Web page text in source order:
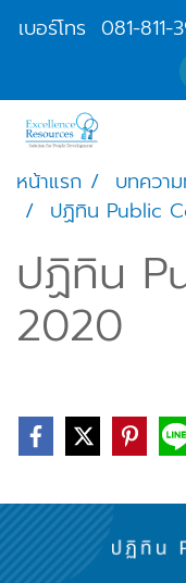
เบอร์โทร 081-811-
หน้าแรก บทควา
ปฏิทิน Public
ปฏิทิน
2020